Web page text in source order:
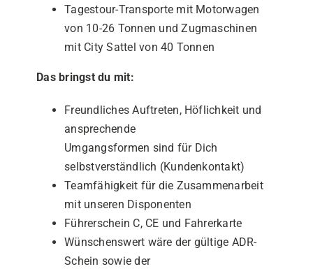
Tagestour-Transporte mit Motorwagen
von 10-26 Tonnen und Zugmaschinen
mit City Sattel von 40 Tonnen
Das bringst du mit:
Freundliches Auftreten, Höflichkeit und
ansprechende
Umgangsformen sind für Dich
selbstverständlich (Kundenkontakt)
Teamfähigkeit für die Zusammenarbeit
mit unseren Disponenten
Führerschein C, CE und Fahrerkarte
Wünschenswert wäre der gültige ADR-
Schein sowie der